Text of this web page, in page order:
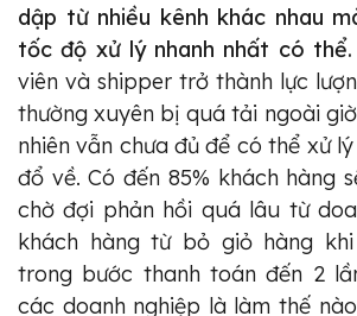
dập từ nhiều kênh khác nhau
tốc độ xử lý nhanh nhất có
viên và shipper trở thành lực
thường xuyên bị quá tải ngoài
nhiên vẫn chưa đủ để có thể xử
đổ về. Có đến 85% khách hàng
chờ đợi phản hồi quá lâu từ
khách hàng từ bỏ giỏ hàng
trong bước thanh toán đến 2
các doanh nghiệp là làm thế